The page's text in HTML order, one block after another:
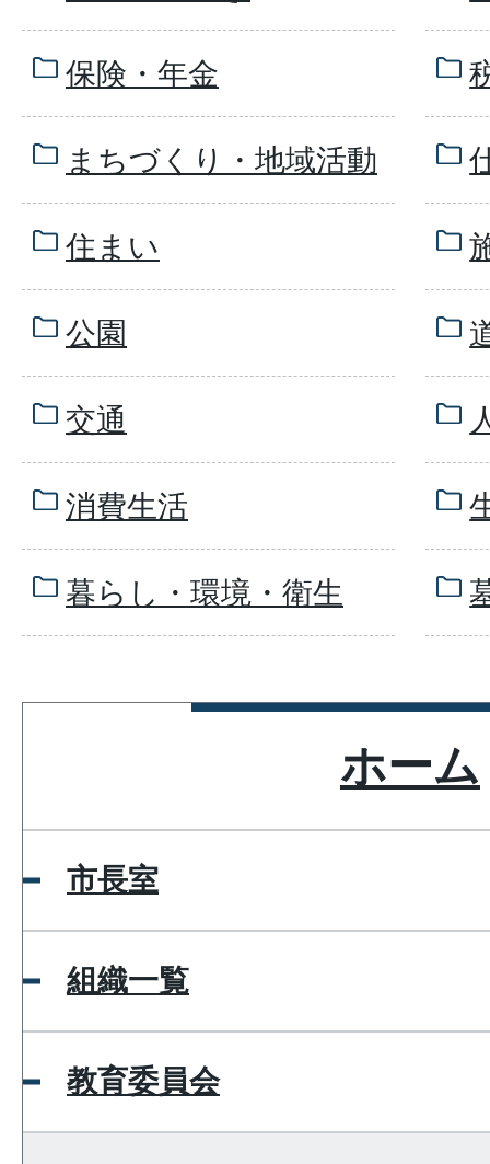
保険・年金
まちづくり・地域活動
住まい
公園
交通
消費生活
暮らし・環境・衛生
ホーム
市長室
組織一覧
教育委員会